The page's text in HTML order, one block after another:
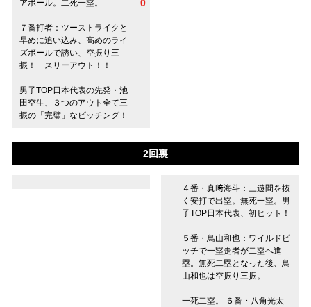
アボール。二死一塁。
７番打者：ツーストライクと
早めに追い込み、高めのライ
ズボールで誘い、空振り三
振！ スリーアウト！！
男子TOP日本代表の先発・池
田空生、３つのアウト全て三
振の「完璧」なピッチング！
0
2回裏
４番・真﨑海斗：三遊間を抜
く安打で出塁。無死一塁。男
子TOP日本代表、初ヒット！
５番・鳥山和也：ワイルドピ
ッチで一塁走者が二塁へ進
塁。無死二塁となった後、鳥
山和也は空振り三振。
一死二塁。 ６番・八角光太